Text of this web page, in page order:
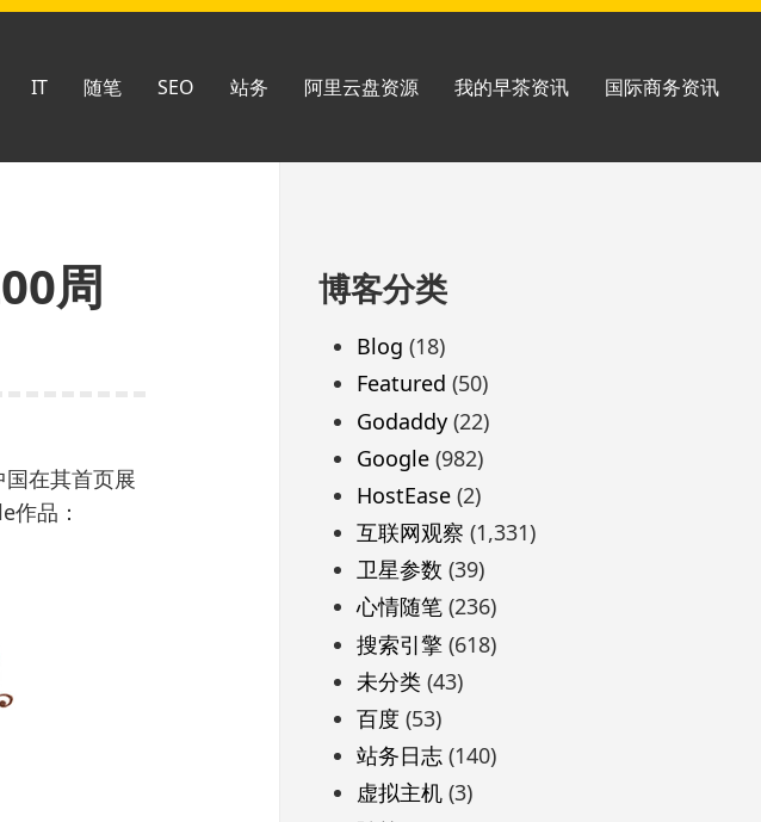
IT 随笔 SEO 站务 阿里云盘资源 我的早茶资讯 国际商务资讯
周
在其首页展
作品：
至
脚
博客分类
Blog (18)
Featured (50)
Godaddy(22)
Google(982)
HostEase(2)
互联网观察 (1,331)
卫星参数 (39)
心情随笔(236)
搜索引擎 (618)
未分类(43)
百度 (53)
站务日志(140)
虚拟主机(3)